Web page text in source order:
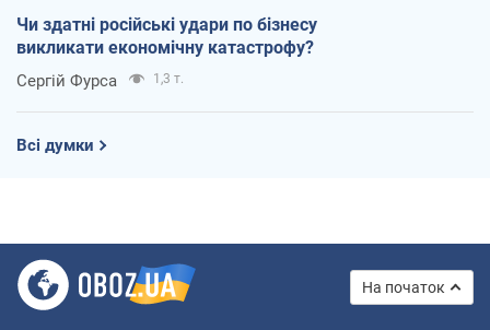
Чи здатні російські удари по бізнесу
викликати економічну катастрофу?
Сергій Фурса 1,3 т.
Всі думки
На початок